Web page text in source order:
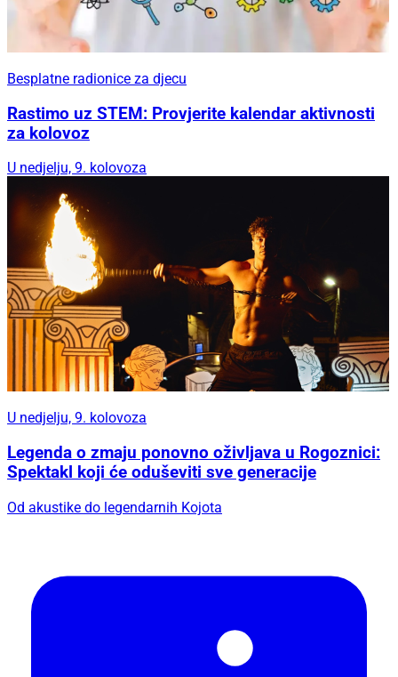
Besplatne radionice za djecu
Rastimo uz STEM: Provjerite kalendar aktivnosti
za kolovoz
U nedjelju, 9. kolovoza
U nedjelju, 9. kolovoza
Legenda o zmaju ponovno oživljava u Rogoznici:
Spektakl koji će oduševiti sve generacije
Od akustike do legendarnih Kojota